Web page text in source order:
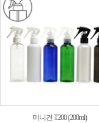
미니건 T200 (200ml)